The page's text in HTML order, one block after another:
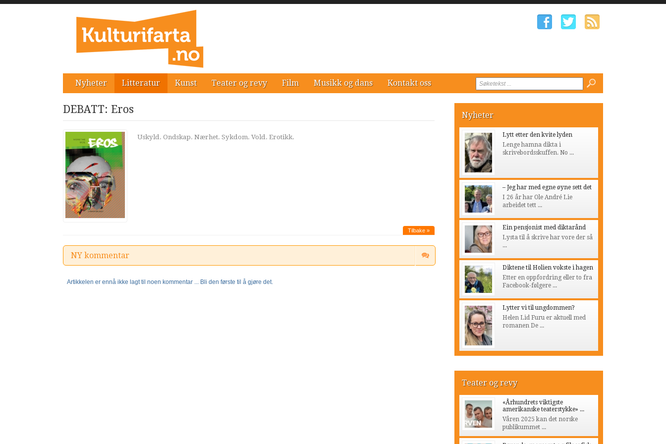
Nyheter Litteratur Kunst Teater og revy Film Musikk og dans Kontakt oss
DEBATT: Eros
Uskyld. Ondskap. Nærhet. Sykdom. Vold. Erotikk.
Tilbake »
NY kommentar
Artikkelen er ennå ikke lagt til noen kommentar ... Bli den første til å gjøre det.
Nyheter
Lytt etter den kvite lyden
Lenge hamna dikta i
skrivebordsskuffen. No ...
– Jeg har med egne øyne sett det
I 26 år har Ole André Lie
arbeidet tett ...
Ein pensjonist med diktarånd
Lysta til å skrive har vore der så
...
Diktene til Holien vokste i hagen
Etter en oppfordring eller to fra
Facebook-følgere ...
Lytter vi til ungdommen?
Helen Lid Furu er aktuell med
romanen De ...
Teater og revy
«Århundrets viktigste
amerikanske teaterstykke» ...
Våren 2025 kan det norske
publikummet ...